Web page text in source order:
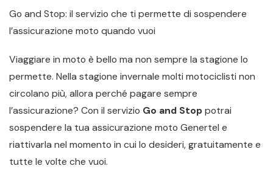
Go and Stop: il servizio che ti permette di sospendere
l’assicurazione moto quando vuoi
Viaggiare in moto è bello ma non sempre la stagione lo
permette. Nella stagione invernale molti motociclisti non
circolano più, allora perché pagare sempre
l’assicurazione? Con il servizio Go and Stop potrai
sospendere la tua assicurazione moto Genertel e
riattivarla nel momento in cui lo desideri, gratuitamente e
tutte le volte che vuoi.